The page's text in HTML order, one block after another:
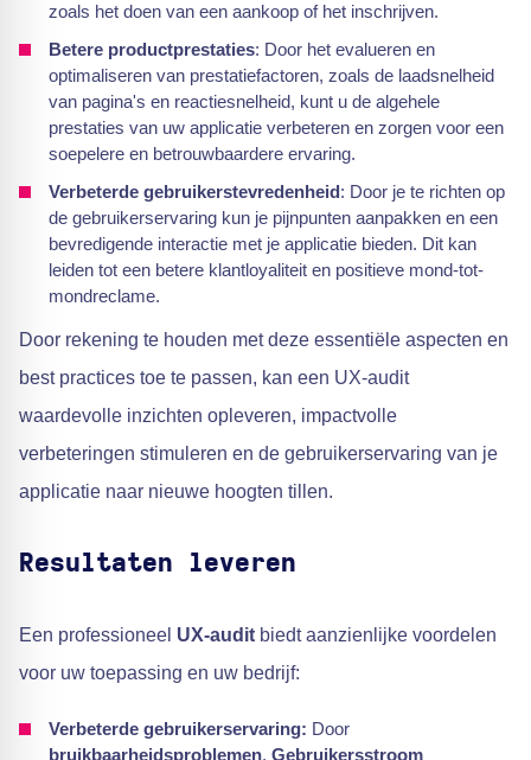
zoals het doen van een aankoop of het inschrijven.
Betere productprestaties: Door het evalueren en
optimaliseren van prestatiefactoren, zoals de laadsnelheid
van pagina's en reactiesnelheid, kunt u de algehele
prestaties van uw applicatie verbeteren en zorgen voor een
soepelere en betrouwbaardere ervaring.
Verbeterde gebruikerstevredenheid: Door je te richten op
de gebruikerservaring kun je pijnpunten aanpakken en een
bevredigende interactie met je applicatie bieden. Dit kan
leiden tot een betere klantloyaliteit en positieve mond-tot-
mondreclame.
Door rekening te houden met deze essentiële aspecten en
best practices toe te passen, kan een UX-audit
waardevolle inzichten opleveren, impactvolle
verbeteringen stimuleren en de gebruikerservaring van je
applicatie naar nieuwe hoogten tillen.
Resultaten leveren
Een professioneel UX-audit biedt aanzienlijke voordelen
voor uw toepassing en uw bedrijf:
Verbeterde gebruikerservaring: Door
bruikbaarheidsproblemen, Gebruikersstroom